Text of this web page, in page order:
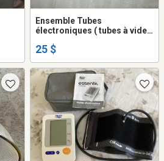
Ensemble Tubes
électroniques ( tubes à vide
25 $